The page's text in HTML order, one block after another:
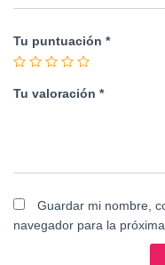
Tu puntuación *
Tu valoración *
Guardar mi nombre,
navegador para la